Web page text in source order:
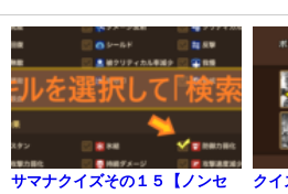
サマナクイズその１５【ノンセ
ク